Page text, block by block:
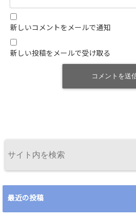
新しいコメントをメールで通知
新しい投稿をメールで受け取る
最近の投稿